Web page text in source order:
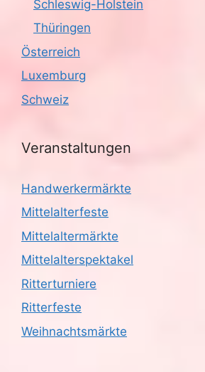
Schleswig-Holstein
Thüringen
Österreich
Luxemburg
Schweiz
Veranstaltungen
Handwerkermärkte
Mittelalterfeste
Mittelaltermärkte
Mittelalterspektakel
Ritterturniere
Ritterfeste
Weihnachtsmärkte